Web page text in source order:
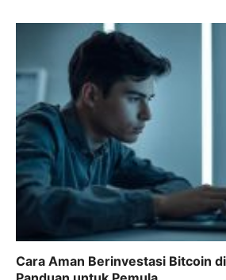
Cara Aman Berinvestasi Bitcoin